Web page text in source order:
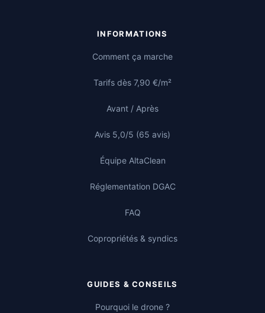
INFORMATIONS
Comment ça marche
Tarifs dès 7,90 €/m²
Avant / Après
Avis 5,0/5 (65 avis)
Équipe AltaClean
Réglementation DGAC
FAQ
Copropriétés & syndics
GUIDES & CONSEILS
Pourquoi le drone ?